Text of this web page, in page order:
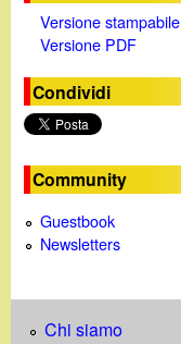
o Versione stampabile
Versione PDF
Condividi
Community
Guestbook
Newsletters
Chi siamo